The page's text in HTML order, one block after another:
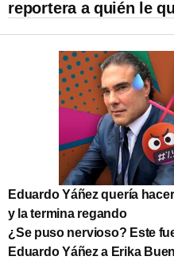
reportera a quién le
Eduardo Yáñez quería
y la termina regando
¿Se puso nervioso? Este
Eduardo Yáñez a Erika